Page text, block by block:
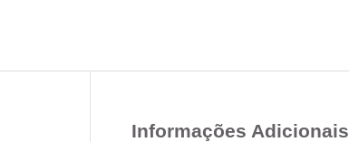
Informações Adicionais